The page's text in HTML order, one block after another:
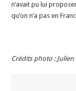
n’avait pu lui
qu’on n’a pas en
Crédits photo : Julien